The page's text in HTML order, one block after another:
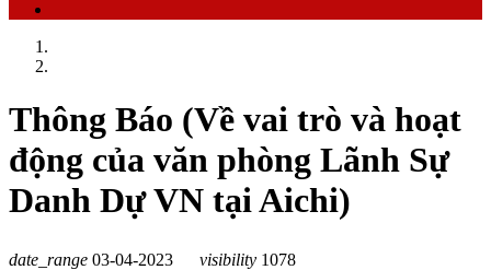
Thông Báo (Về vai trò và hoạt
động của văn phòng Lãnh Sự
Danh Dự VN tại Aichi)
date_range 03-04-2023 visibility 1078